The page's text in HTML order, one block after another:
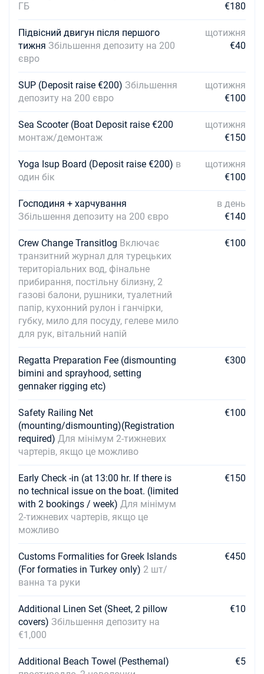
€3100
Забронюйте цю яхту
13/02/2027 - 20/02/2027 €3100
20/02/2027 - 27/02/2027 €3100
Забронюйте цю яхту
27/02/2027 - 06/03/2027 €3100
Забронюйте цю яхту
€3100
Забронюйте цю яхту
13/03/2027 - 20/03/2027 €3100
Забронюйте цю яхту
20/03/2027 - 27/03/2027 €3100
Забронюйте цю яхту
27/03/2027 - 03/04/2027
Забронюйте цю яхту
ГБ
€180
Підвісний двигун після першого
тижня Збільшення депозиту на 200
євро
щотижня
€40
SUP (Deposit raise €200) Збільшення
депозиту на 200 євро
щотижня
€100
Sea Scooter (Boat Deposit raise €200
монтаж/демонтаж
щотижня
€150
Yoga Isup Board (Deposit raise €200) в
один бік
щотижня
€100
Господиня + харчування
Збільшення депозиту на 200 євро
в день
€140
Crew Change Transitlog Включає
транзитний журнал для турецьких
територіальних вод, фінальне
прибирання, постільну білизну, 2
газові балони, рушники, туалетний
папір, кухонний рулон і ганчірки,
губку, мило для посуду, гелеве мило
для рук, вітальний напій
€100
Regatta Preparation Fee (dismounting
bimini and sprayhood, setting
gennaker rigging etc)
€300
Safety Railing Net
(mounting/dismounting)(Registration
required) Для мінімум 2-тижневих
чартерів, якщо це можливо
€100
Early Check -in (at 13:00 hr. If there is
no technical issue on the boat. (limited
with 2 bookings / week) Для мінімум
2-тижневих чартерів, якщо це
можливо
€150
Customs Formalities for Greek Islands
(For formaties in Turkey only) 2 шт/
ванна та руки
€450
Additional Linen Set (Sheet, 2 pillow
covers) Збільшення депозиту на
€1,000
€10
Additional Beach Towel (Pesthemal)
€5